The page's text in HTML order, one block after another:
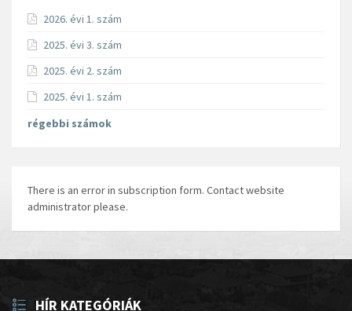
2026. évi 1. szám
2025. évi 3. szám
2025. évi 2. szám
2025. évi 1. szám
régebbi számok
There is an error in subscription form. Contact website
administrator please.
HÍR KATEGÓRIÁK